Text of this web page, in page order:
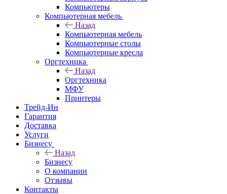
Компьютеры
Компьютерная мебель
Назад
Компьютерная мебель
Компьютерные столы
Компьютерные кресла
Оргтехника
Назад
Оргтехника
МФУ
Принтеры
Трейд-Ин
Гарантия
Доставка
Услуги
Бизнесу
Назад
Бизнесу
О компании
Отзывы
Контакты